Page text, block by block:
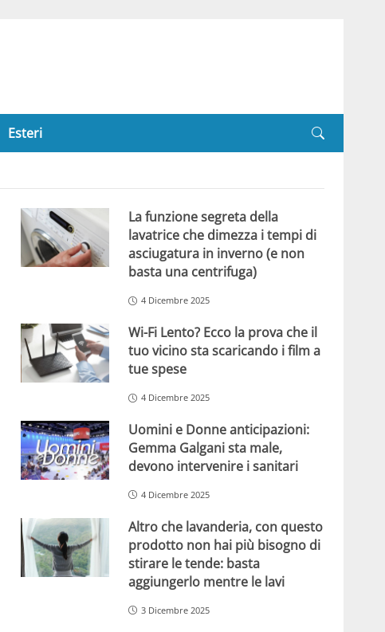
Esteri
La funzione segreta della
lavatrice che dimezza i tempi di
asciugatura in inverno (e non
basta una centrifuga)
4 Dicembre 2025
Wi-Fi Lento? Ecco la prova che il
tuo vicino sta scaricando i film a
tue spese
4 Dicembre 2025
Uomini e Donne anticipazioni:
Gemma Galgani sta male,
devono intervenire i sanitari
4 Dicembre 2025
Altro che lavanderia, con questo
prodotto non hai più bisogno di
stirare le tende: basta
aggiungerlo mentre le lavi
3 Dicembre 2025